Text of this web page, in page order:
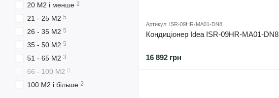
Артикул: ISR-09HR-MA01-DN8
Кондиціонер Idea ISR-09HR-MA01-DN8
16 892 грн
20 М2 і менше 2
21 - 25 М2 5
26 - 35 М2 5
35 - 50 М2 5
51 - 65 М2 3
66 - 100 М2 0
100 М2 і більше 2